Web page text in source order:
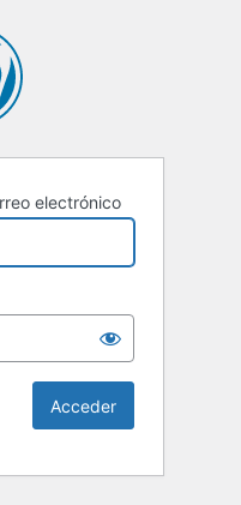
electrónico